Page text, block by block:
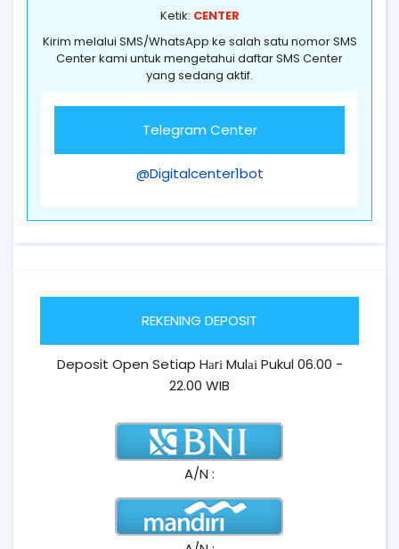
Ketik: CENTER
Kirim melalui SMS/WhatsApp ke salah satu nomor SMS
Center kami untuk mengetahui daftar SMS Center
yang sedang aktif.
Telegram Center
@Digitalcenter1bot
REKENING DEPOSIT
Deposit Open Setiap Hаrі Mulаі Pukul 06.00 -
22.00 WIB
A/N :